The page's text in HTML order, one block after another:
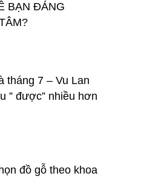
BẠN ĐÁNG
tháng 7 – Vu Lan
” được” nhiều hơn
đồ gỗ theo khoa